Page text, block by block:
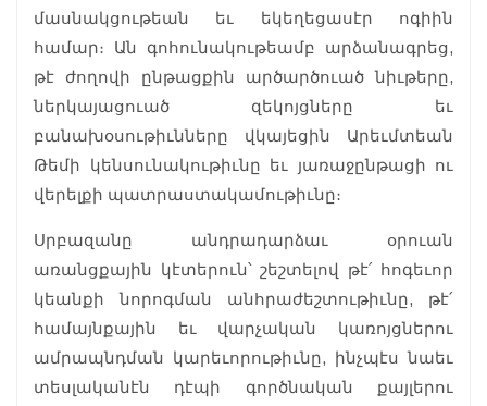
մասնակցութեան եւ եկեղեցասէր ոգիին
համար։ Ան գոհունակութեամբ արձանագրեց,
թէ ժողովի ընթացքին արծարծուած նիւթերը,
ներկայացուած զեկոյցները եւ
բանախօսութիւնները վկայեցին Արեւմտեան
Թեմի կենսունակութիւնը եւ յառաջընթացի ու
վերելքի պատրաստակամութիւնը։
Սրբազանը անդրադարձաւ օրուան
առանցքային կէտերուն՝ շեշտելով թէ՛ հոգեւոր
կեանքի նորոգման անհրաժեշտութիւնը, թէ՛
համայնքային եւ վարչական կառոյցներու
ամրապնդման կարեւորութիւնը, ինչպէս նաեւ
տեսլականէն դէպի գործնական քայլերու